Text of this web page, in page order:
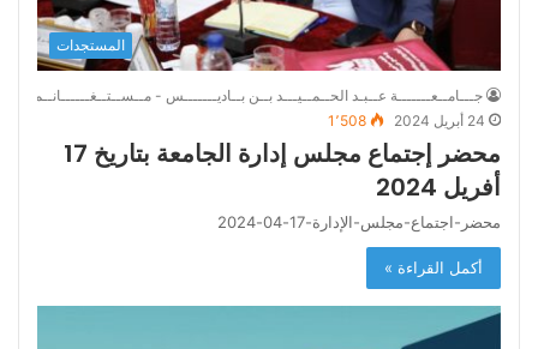
المستجدات
جـــامــعـــــــة عــبـد الحــمــيـــد بــن بــاديـــــــس - مــســتــغــــــانــم
24 أبريل 2024
1٬508
محضر إجتماع مجلس إدارة الجامعة بتاريخ 17
أفريل 2024
محضر-اجتماع-مجلس-الإدارة-17-04-2024
أكمل القراءة »